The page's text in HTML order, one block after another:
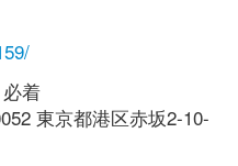
必着
東京都港区赤坂2-10-